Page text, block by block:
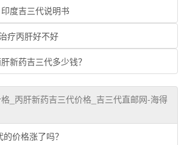
度吉三代说明书
疗丙肝好不好
新药吉三代多少钱？
_丙肝新药吉三代价格_吉三代直邮网-海得
价格涨了吗？